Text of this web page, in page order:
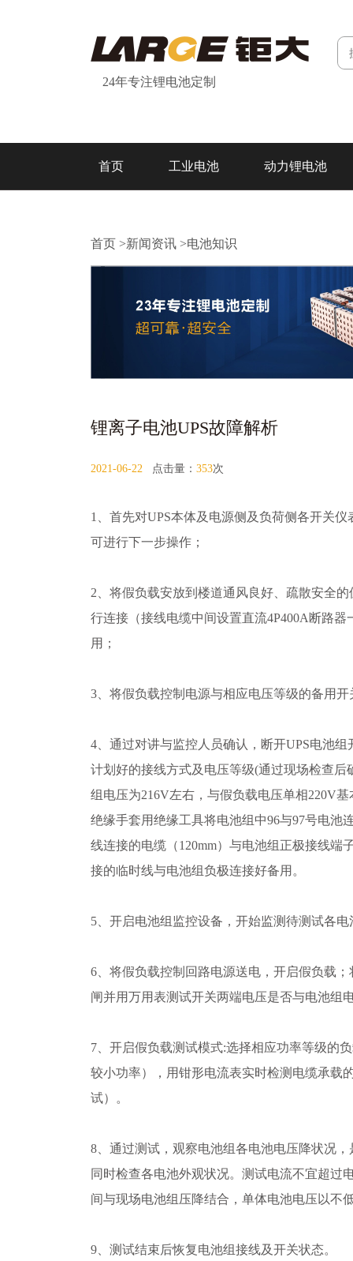
24年专注锂电池定制
首页 工业电池 动力锂电池
首页 >新闻资讯 >电池知识
锂离子电池UPS故障解析
2021-06-22 点击量： 353次
1、首先对UPS本体及电源侧及负荷侧各开关
可进行下一步操作；
2、将假负载安放到楼道通风良好、疏散安全
行连接（接线电缆中间设置直流4P400A断路
用；
3、将假负载控制电源与相应电压等级的备用开
4、通过对讲与监控人员确认，断开UPS电池
计划好的接线方式及电压等级(通过现场检查后
组电压为216V左右，与假负载电压单相220V
绝缘手套用绝缘工具将电池组中96与97号电池
线连接的电缆（120mm）与电池组正极接线端
接的临时线与电池组负极连接好备用。
5、开启电池组监控设备，开始监测待测试各电
6、将假负载控制回路电源送电，开启假负载
闸并用万用表测试开关两端电压是否与电池组
7、开启假负载测试模式:选择相应功率等级的
较小功率），用钳形电流表实时检测电缆承载
试）。
8、通过测试，观察电池组各电池电压降状况
同时检查各电池外观状况。测试电流不宜超过
间与现场电池组压降结合，单体电池电压以不
9、测试结束后恢复电池组接线及开关状态。